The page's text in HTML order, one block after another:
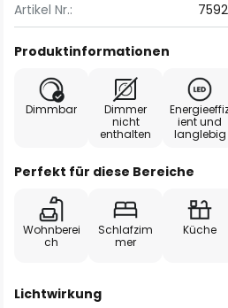
Artikel Nr.:
Produktinformationen
Dimmbar
Dimmer
nicht
enthalten
ient und
langlebig
Perfekt für diese Bereiche
Wohnberei
ch
Schlafzim
mer
Küche
Lichtwirkung